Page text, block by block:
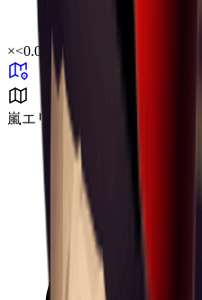
×<0.01
嵐エリア B1